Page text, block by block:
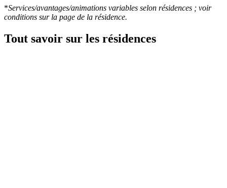
*Services/avantages/animations variables selon résidences ; voir
conditions sur la page de la résidence.
Tout savoir sur les résidences